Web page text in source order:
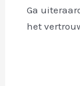
Ga
het